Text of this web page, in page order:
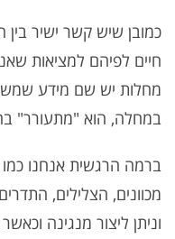
כמובן שיש קשר ישיר
חיים לפיהם למציאות
מחלות יש שם מידע
במחלה, הוא "מתעורר"
ברמה הרגשית אנחנו כמו
מכוונים, הצלילים,
וניתן ליצור מנגינה